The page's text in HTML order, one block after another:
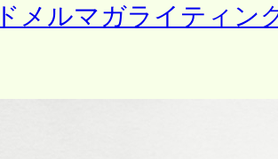
メルマガライティン